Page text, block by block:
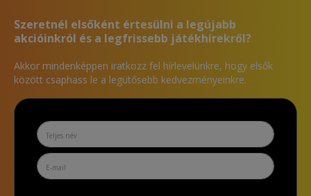
Szeretnél elsőként értesülni a legújabb
akcióinkról és a legfrissebb játékhírekről?
Akkor mindenképpen iratkozz fel hírlevelünkre, hogy elsők
között csaphass le a legütősebb kedvezményeinkre.